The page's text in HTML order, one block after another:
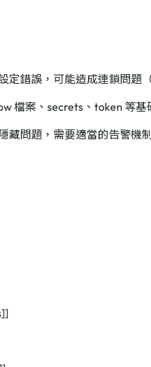
定錯誤，可能造成連鎖問題
檔案、secrets、token 等基
藏問題，需要適當的告警機